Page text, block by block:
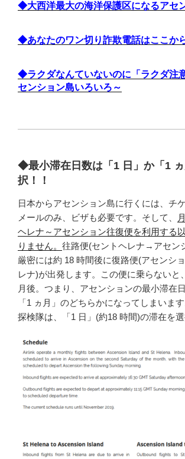
◆大西洋最大の海洋保護区になるアセ
◆あなたのワン切り詐欺電話はここか
◆ラクダなんていないのに「ラクダ注
センション島いろいろ～
◆最小滞在日数は「1 日」か「1
択！！
日本からアセンション島に行くには、チ
メールのみ、ビザも必要です。そして、
ヘレナ～アセンション往復便を利用する
りません。 往路便(セントヘレナ→アセン
厳密には約 18 時間後に復路便(アセンシ
レナ)が出発します。この便に乗らないと
月後。つまり、アセンションの最小滞在
「1 ヵ月」のどちらかになってしまいま
探検隊は、「1 日」(約18 時間)の滞在を選